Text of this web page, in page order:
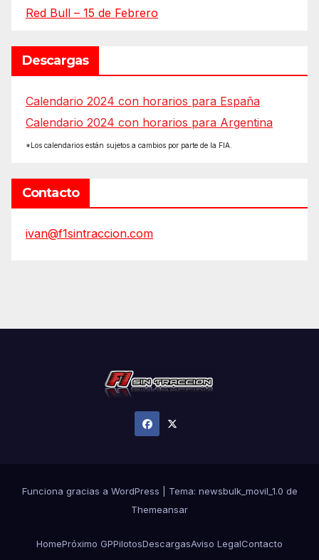
Red Bull – 15 de Febrero
Descargas
Calendario 2024 con horarios para España
Calendario 2024 con horarios para Argentina
*Los calendarios están sujetos a cambios por parte de la FIA.
Contacto
ivan@f1sintraccion.com
Funciona gracias a WordPress Tema: newsbulk_movil_1.0 de
Themeansar
HomePróximo GPPilotosDescargasAviso LegalContacto